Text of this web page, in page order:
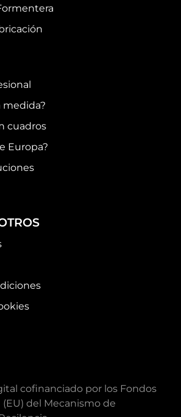
medida?
cuadros
Europa?
cofinanciado por los Fondos
del Mecanismo de